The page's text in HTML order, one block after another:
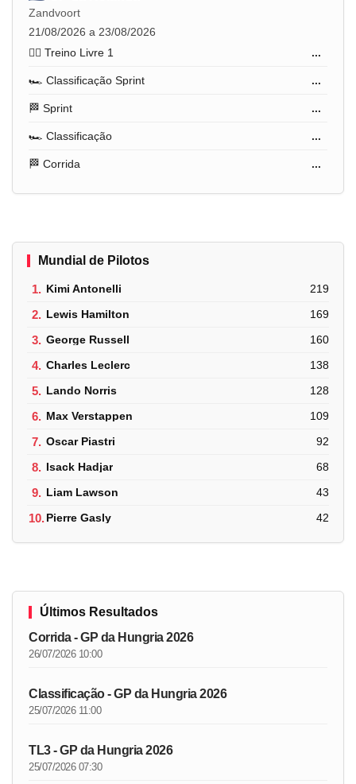
Zandvoort
21/08/2026 a 23/08/2026
🏋️‍♂️ Treino Livre 1
...
🏎️ Classificação Sprint ...
🏁 Sprint ...
🏎️ Classificação ...
🏁 Corrida ...
Mundial de Pilotos
1. Kimi Antonelli 219
2. Lewis Hamilton 169
3. George Russell 160
4. Charles Leclerc 138
5. Lando Norris 128
6. Max Verstappen 109
7. Oscar Piastri 92
8. Isack Hadjar 68
9. Liam Lawson 43
10.Pierre Gasly 42
Últimos Resultados
Corrida - GP da Hungria 2026
26/07/2026 10:00
Classificação - GP da Hungria 2026
25/07/2026 11:00
TL3 - GP da Hungria 2026
25/07/2026 07:30